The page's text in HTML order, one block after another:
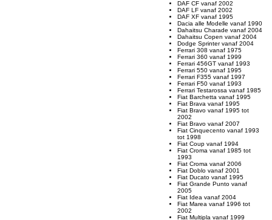
DAF CF vanaf 2002
DAF LF vanaf 2002
DAF XF vanaf 1995
Dacia alle Modelle vanaf 1990
Dahaitsu Charade vanaf 2004
Dahaitsu Copen vanaf 2004
Dodge Sprinter vanaf 2004
Ferrari 308 vanaf 1975
Ferrari 360 vanaf 1999
Ferrari 456GT vanaf 1993
Ferrari 550 vanaf 1995
Ferrari F355 vanaf 1997
Ferrari F50 vanaf 1993
Ferrari Testarossa vanaf 1985
Fiat Barchetta vanaf 1995
Fiat Brava vanaf 1995
Fiat Bravo vanaf 1995 tot
2002
Fiat Bravo vanaf 2007
Fiat Cinquecento vanaf 1993
tot 1998
Fiat Coup vanaf 1994
Fiat Croma vanaf 1985 tot
1993
Fiat Croma vanaf 2006
Fiat Doblo vanaf 2001
Fiat Ducato vanaf 1995
Fiat Grande Punto vanaf
2005
Fiat Idea vanaf 2004
Fiat Marea vanaf 1996 tot
2002
Fiat Multipla vanaf 1999